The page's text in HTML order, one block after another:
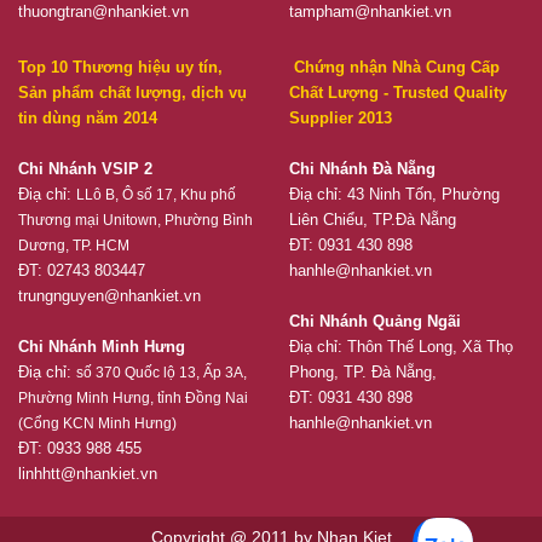
thuongtran@nhankiet.vn
tampham@nhankiet.vn
Top 10 Thương hiệu uy tín,
Sản phẩm chất lượng, dịch vụ
tin dùng năm 2014
Chi Nhánh VSIP 2
Điạ chỉ: LLô B, Ô số 17, Khu phố
Thương mại Unitown, Phường Bình
Dương, TP. HCM
ĐT: 02743 803447
trungnguyen@nhankiet.vn
Chi Nhánh Minh Hưng
Điạ chỉ: số 370 Quốc lộ 13, Ấp 3A,
Phường Minh Hưng, tỉnh Đồng Nai
(Cổng KCN Minh Hưng)
ĐT: 0933 988 455
linhhtt@nhankiet.vn
Chứng nhận Nhà Cung Cấp
Chất Lượng - Trusted Quality
Supplier 2013
Chi Nhánh Đà Nẵng
Điạ chỉ: 43 Ninh Tốn, Phường
Liên Chiểu, TP.Đà Nẵng
ĐT: 0931 430 898
hanhle@nhankiet.vn
Chi Nhánh Quảng Ngãi
Điạ chỉ: Thôn Thế Long, Xã Thọ
Phong, TP. Đà Nẵng,
ĐT: 0931 430 898
hanhle@nhankiet.vn
Copyright @ 2011 by Nhan Kiet